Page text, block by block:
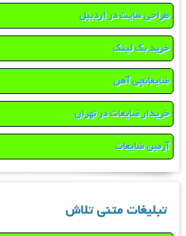
طراحی سایت در اردبیل
خرید بک لینک
ضایعاتچی آهن
خریدار ضایعات در تهران
آرمین ضایعات
تبلیغات متنی تلاش